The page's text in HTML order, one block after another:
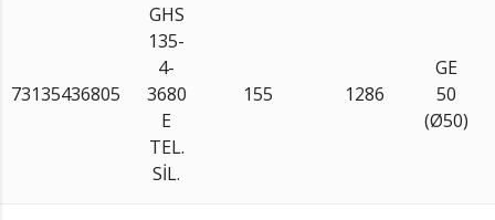
73135436805
GHS
135-
4-
3680
E
TEL.
SİL.
155 1286
GE
50
(Ø50)